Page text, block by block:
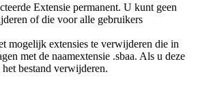
Extensie permanent. U kunt geen
of die voor alle gebruikers
mogelijk extensies te verwijderen die in
met de naamextensie .sbaa. Als u deze
bestand verwijderen.